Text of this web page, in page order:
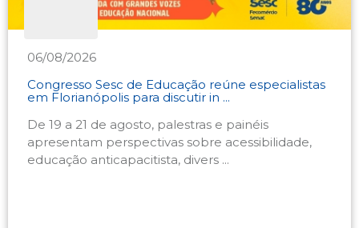
06/08/2026
Congresso Sesc de Educação reúne especialistas
em Florianópolis para discutir in ...
De 19 a 21 de agosto, palestras e painéis
apresentam perspectivas sobre acessibilidade,
educação anticapacitista, divers ...